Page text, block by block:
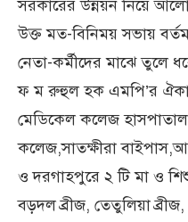
সরকারের উন্নয়ন নিয়ে
উক্ত মত-বিনিময় সভায়
নেতা-কর্মীদের মাঝে তুলে
ফ ম রুহুল হক এমপি’র
মেডিকেল কলেজ
কলেজ,সাতক্ষীরা
ও দরগাহপুরে ২ টি মা ও
বড়দল ব্রীজ, তেতুলিয়া